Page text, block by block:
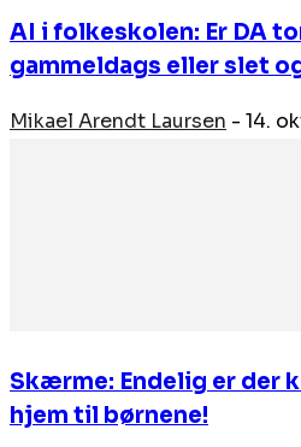
AI i folkeskolen: Er DA
gammeldags eller slet
Mikael Arendt Laursen - 14.
Skærme: Endelig er der
hjem til børnene!